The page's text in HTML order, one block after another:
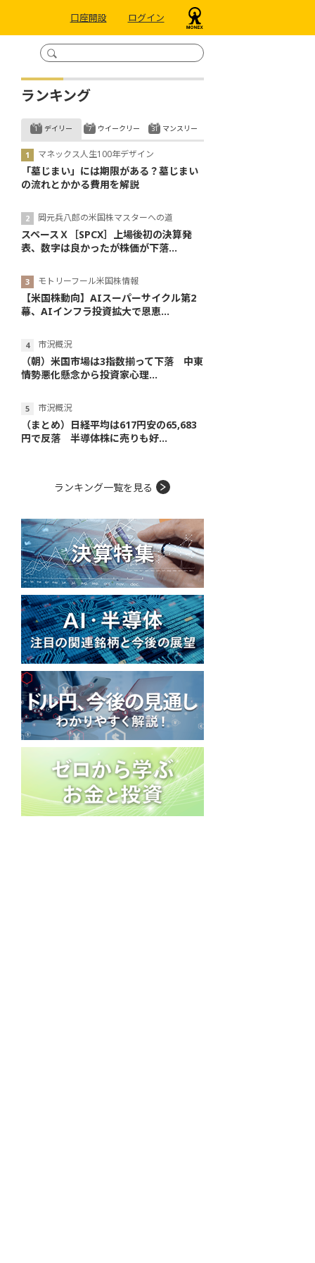
口座開設 ログイン
ランキング
デイリー
マネックス人生100年デザイン
「墓じまい」には期限がある？墓じまい
の流れとかかる費用を解説
岡元兵八郎の米国株マスターへの道
スペースＸ［SPCX］上場後初の決算発
表、数字は良かったが株価が下落...
モトリーフール米国株情報
【米国株動向】AIスーパーサイクル第2
幕、AIインフラ投資拡大で恩恵...
市況概況
（朝）米国市場は3指数揃って下落 中東
情勢悪化懸念から投資家心理...
市況概況
（まとめ）日経平均は617円安の65,683
円で反落 半導体株に売りも好...
ウイークリー マンスリー
ランキング一覧を見る